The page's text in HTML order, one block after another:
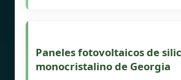
Paneles fotovoltaicos de
monocristalino de Georgia